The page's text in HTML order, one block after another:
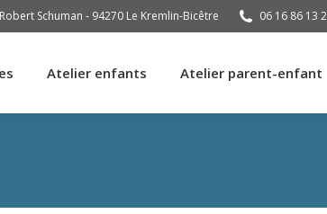
Schuman - 94270 Le Kremlin-Bicêtre 06 16 86 13
Atelier enfants Atelier parent-enfant
Atelier parent-enfant